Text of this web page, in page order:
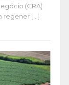
(CRA)
regener [...]